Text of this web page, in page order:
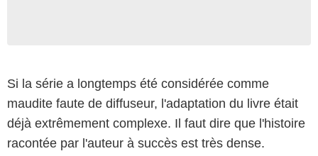
Si la série a longtemps été considérée comme
maudite faute de diffuseur, l'adaptation du livre était
déjà extrêmement complexe. Il faut dire que l'histoire
racontée par l'auteur à succès est très dense.